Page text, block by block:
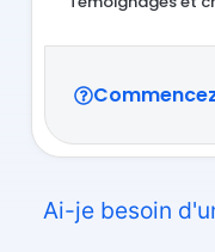
Ai-je besoin